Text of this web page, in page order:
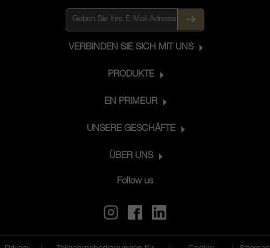
VERBINDEN SIE SICH MIT UNS
PRODUKTE
EN PRIMEUR
UNSERE GESCHÄFTE
ÜBER UNS
Follow us